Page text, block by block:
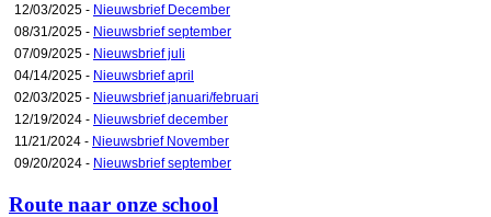
12/03/2025 - Nieuwsbrief December
08/31/2025 - Nieuwsbrief september
07/09/2025 - Nieuwsbrief juli
04/14/2025 - Nieuwsbrief april
02/03/2025 - Nieuwsbrief januari/februari
12/19/2024 - Nieuwsbrief december
11/21/2024 - Nieuwsbrief November
09/20/2024 - Nieuwsbrief september
Route naar onze school